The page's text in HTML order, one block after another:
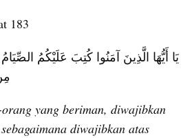
183
yang beriman, diwajibkan
diwajibkan atas